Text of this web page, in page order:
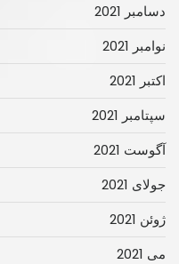
دسامبر 2021
نوامبر 2021
اکتبر 2021
سپتامبر 2021
آگوست 2021
جولای 2021
ژوئن 2021
می 2021